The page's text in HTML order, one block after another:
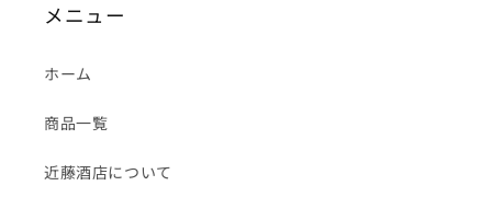
メニュー
ホーム
商品一覧
近藤酒店について